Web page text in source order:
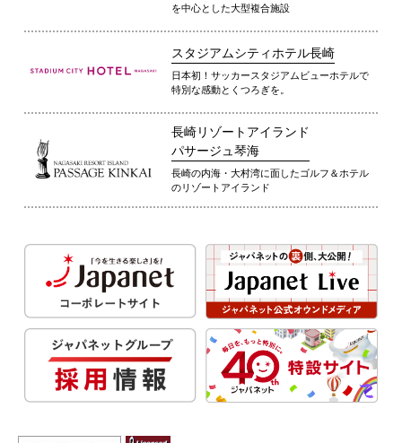
を中心とした大型複合施設
スタジアムシティホテル長崎
日本初！サッカースタジアムビューホテルで
特別な感動とくつろぎを。
長崎リゾートアイランド
パサージュ琴海
長崎の内海・大村湾に面したゴルフ＆ホテル
のリゾートアイランド